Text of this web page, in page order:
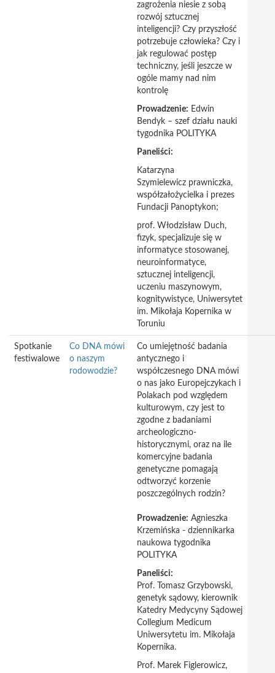
zagrożenia niesie z sobą
rozwój sztucznej
inteligencji? Czy przyszłość
potrzebuje człowieka? Czy i
jak regulować postęp
techniczny, jeśli jeszcze w
ogóle mamy nad nim
kontrolę
Prowadzenie: Edwin
Bendyk – szef działu nauki
tygodnika POLITYKA
Paneliści:
Katarzyna
Szymielewicz prawniczka,
współzałożycielka i prezes
Fundacji Panoptykon;
prof. Włodzisław Duch,
fizyk, specjalizuje się w
informatyce stosowanej,
neuroinformatyce,
sztucznej inteligencji,
uczeniu maszynowym,
kognitywistyce, Uniwersytet
im. Mikołaja Kopernika w
Toruniu
Spotkanie
festiwalowe
Co DNA mówi
o naszym
rodowodzie?
Co umiejętność badania
antycznego i
współczesnego DNA mówi
o nas jako Europejczykach i
Polakach pod względem
kulturowym, czy jest to
zgodne z badaniami
archeologiczno-
historycznymi, oraz na ile
komercyjne badania
genetyczne pomagają
odtworzyć korzenie
poszczególnych rodzin?
Prowadzenie: Agnieszka
Krzemińska - dziennikarka
naukowa tygodnika
POLITYKA
Paneliści:
Prof. Tomasz Grzybowski,
genetyk sądowy, kierownik
Katedry Medycyny Sądowej
Collegium Medicum
Uniwersytetu im. Mikołaja
Kopernika.
Prof. Marek Figlerowicz,